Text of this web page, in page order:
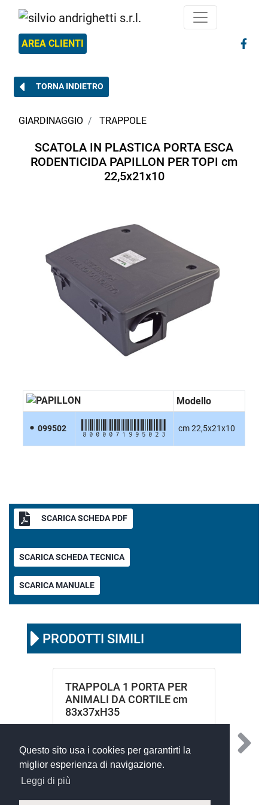
Questo sito usa i cookies per garantirti la
miglior esperienza di navigazione.
Leggi di più
AREA CLIENTI
TORNA INDIETRO
GIARDINAGGIO TRAPPOLE
SCATOLA IN PLASTICA PORTA ESCA
RODENTICIDA PAPILLON PER TOPI cm
22,5x21x10
Modello
099502 8000071995023 cm 22,5x21x10
SCARICA SCHEDA PDF
SCARICA SCHEDA TECNICA
SCARICA MANUALE
PRODOTTI SIMILI
TRAPPOLA 1 PORTA PER
ANIMALI DA CORTILE cm
83x37xH35